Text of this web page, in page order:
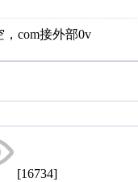
，com接外部0v
[16734]